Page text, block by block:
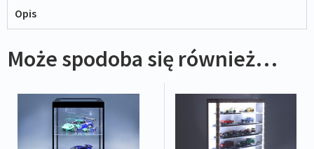
Opis
Może spodoba się również…